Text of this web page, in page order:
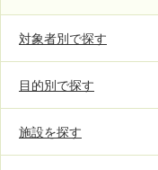
対象者別で探す
目的別で探す
施設を探す